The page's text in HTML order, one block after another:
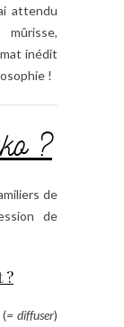
attendu
inédit
!
?
de
de
?
(= diffuser)